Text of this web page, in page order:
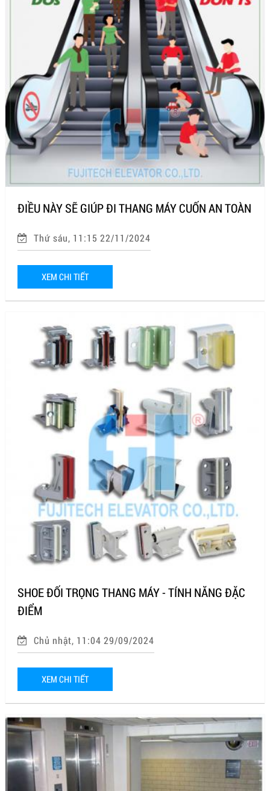
ĐIỀU NÀY SẼ GIÚP ĐI THANG MÁY CUỐN AN TOÀN
Thứ sáu, 11:15 22/11/2024
XEM CHI TIẾT
SHOE ĐỐI TRỌNG THANG MÁY - TÍNH NĂNG ĐẶC
ĐIỂM
Chủ nhật, 11:04 29/09/2024
XEM CHI TIẾT